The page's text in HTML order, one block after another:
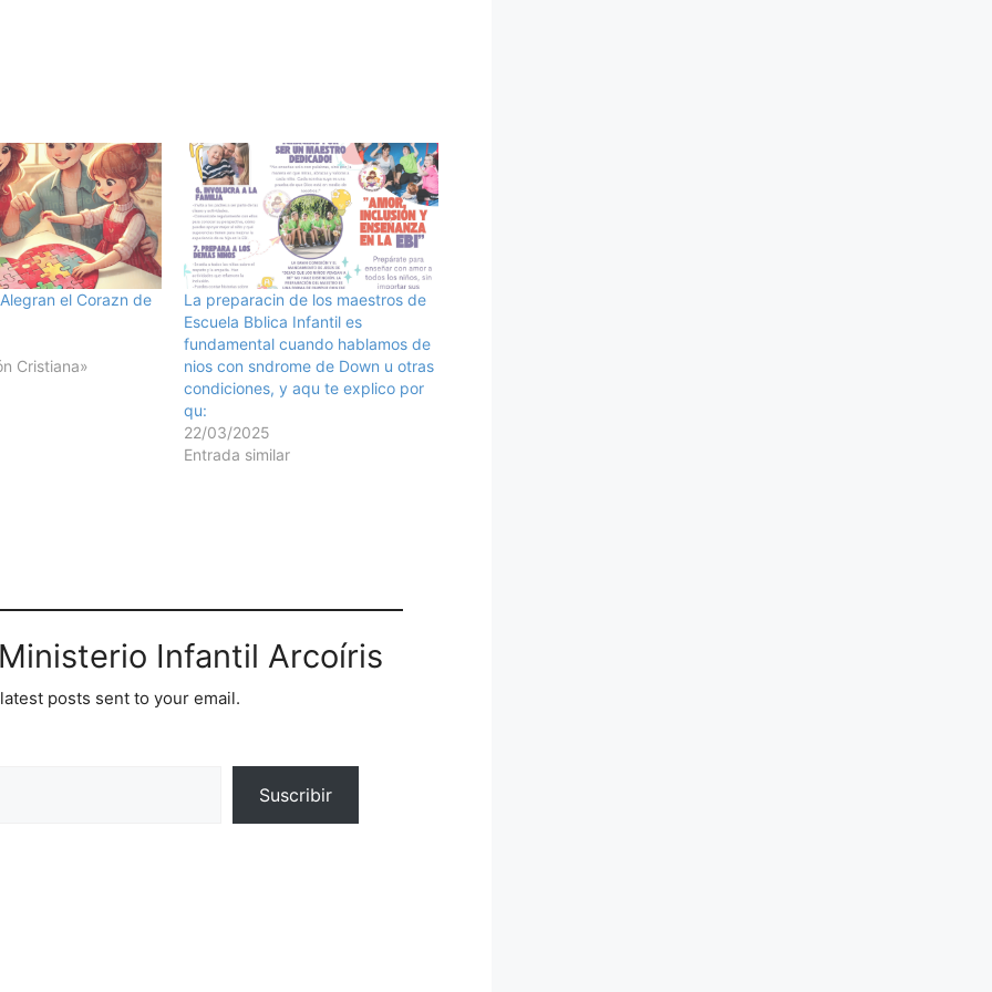
el Corazn de
Cristiana»
La preparacin de los maestros de
Escuela Bblica Infantil es
fundamental cuando hablamos de
nios con sndrome de Down u otras
condiciones, y aqu te explico por
qu:
22/03/2025
Entrada similar
Infantil Arcoíris
posts sent to your email.
Suscribir